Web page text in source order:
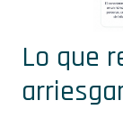
Lo que